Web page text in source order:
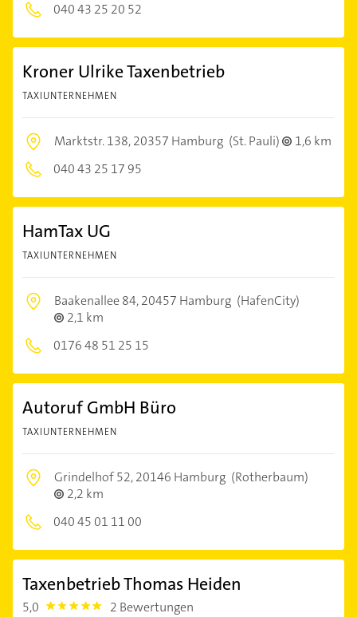
040 43 25 20 52
Kroner Ulrike Taxenbetrieb
TAXIUNTERNEHMEN
Marktstr. 138,20357 Hamburg (St. Pauli)
1,6 km
040 43 25 17 95
HamTax UG
TAXIUNTERNEHMEN
Baakenallee 84,20457 Hamburg (HafenCity)
2,1 km
0176 48 51 25 15
Autoruf GmbH Büro
TAXIUNTERNEHMEN
Grindelhof 52,20146 Hamburg (Rotherbaum)
2,2 km
040 45 01 11 00
Taxenbetrieb Thomas Heiden
5,0 5.0 2 Bewertungen